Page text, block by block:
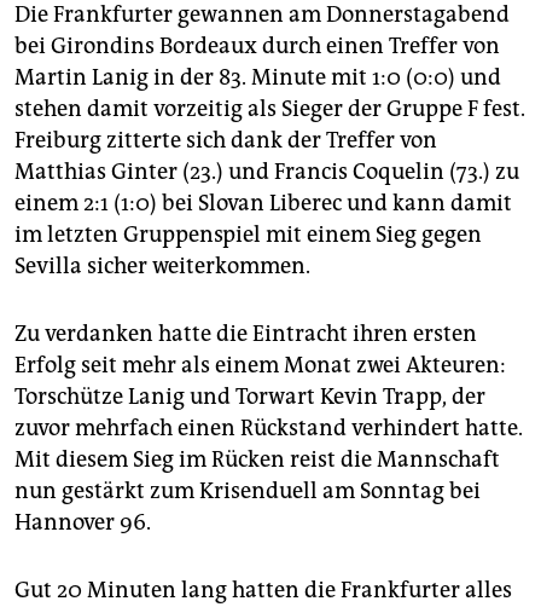
epaper login
Die Frankfurter gewannen am Donnerstagabend
bei Girondins Bordeaux durch einen Treffer von
Martin Lanig in der 83. Minute mit 1:0 (0:0) und
stehen damit vorzeitig als Sieger der Gruppe F fest.
Freiburg zitterte sich dank der Treffer von
Matthias Ginter (23.) und Francis Coquelin (73.) zu
einem 2:1 (1:0) bei Slovan Liberec und kann damit
im letzten Gruppenspiel mit einem Sieg gegen
Sevilla sicher weiterkommen.
Zu verdanken hatte die Eintracht ihren ersten
Erfolg seit mehr als einem Monat zwei Akteuren:
Torschütze Lanig und Torwart Kevin Trapp, der
zuvor mehrfach einen Rückstand verhindert hatte.
Mit diesem Sieg im Rücken reist die Mannschaft
nun gestärkt zum Krisenduell am Sonntag bei
Hannover 96.
Gut 20 Minuten lang hatten die Frankfurter alles